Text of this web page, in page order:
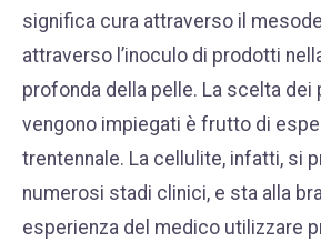
significa cura attraverso il
attraverso l’inoculo di prodotti
profonda della pelle. La scelta dei
vengono impiegati è frutto di
trentennale. La cellulite, infatti, si
numerosi stadi clinici, e sta alla
esperienza del medico utilizzare